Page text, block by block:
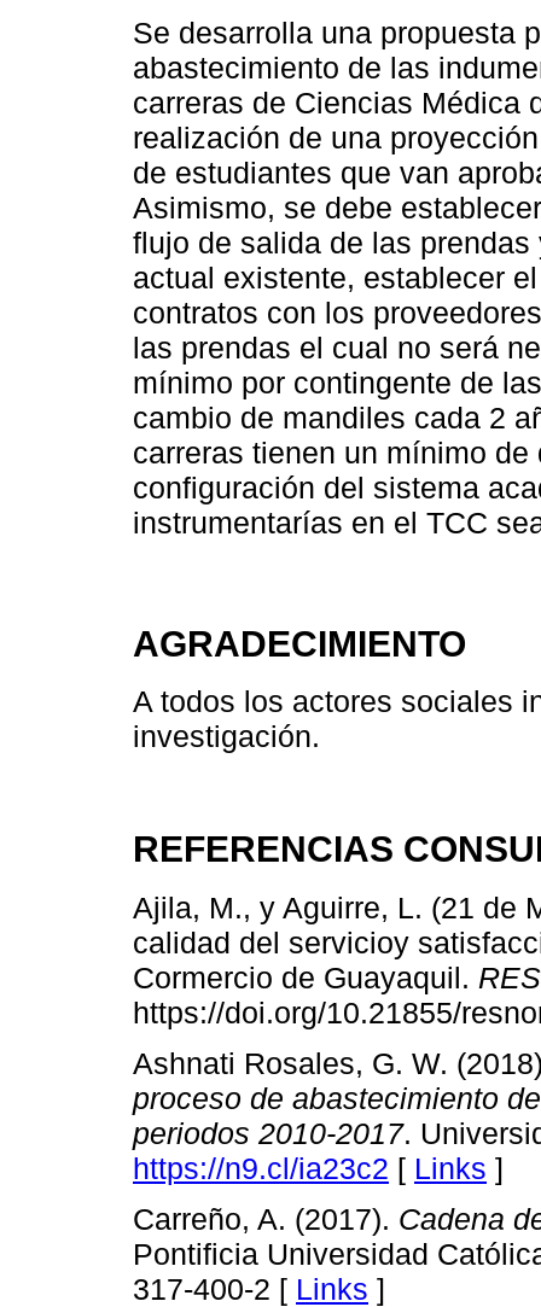
Se desarrolla una propuesta
abastecimiento de las
carreras de Ciencias Médica
realización de una
de estudiantes que van
Asimismo, se debe
flujo de salida de las
actual existente, establecer
contratos con los
las prendas el cual no será
mínimo por contingente de
cambio de mandiles cada 2
carreras tienen un mínimo
configuración del sistema
instrumentarías en el TCC
AGRADECIMIENTO
A todos los actores sociales
investigación.
REFERENCIAS
Ajila, M., y Aguirre, L. (21 de
calidad del servicioy
Cormercio de Guayaquil.
https://doi.org/10.21855/
Ashnati Rosales, G. W.
proceso de abastecimiento
periodos 2010-2017.
https://n9.cl/ia23c2 [ Links ]
Carreño, A. (2017). Cadena
Pontificia Universidad
317-400-2 [ Links ]